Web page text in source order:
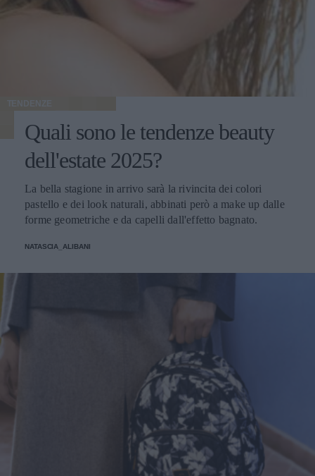
TENDENZE
Quali sono le tendenze beauty
dell'estate 2025?
La bella stagione in arrivo sarà la rivincita dei colori
pastello e dei look naturali, abbinati però a make up dalle
forme geometriche e da capelli dall'effetto bagnato.
NATASCIA_ALIBANI